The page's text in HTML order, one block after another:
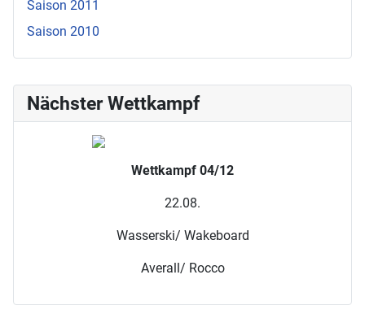
Nächster Wettkampf
Wettkampf 04/12
22.08.
Wasserski/ Wakeboard
Averall/ Rocco
Saison 2011
Saison 2010